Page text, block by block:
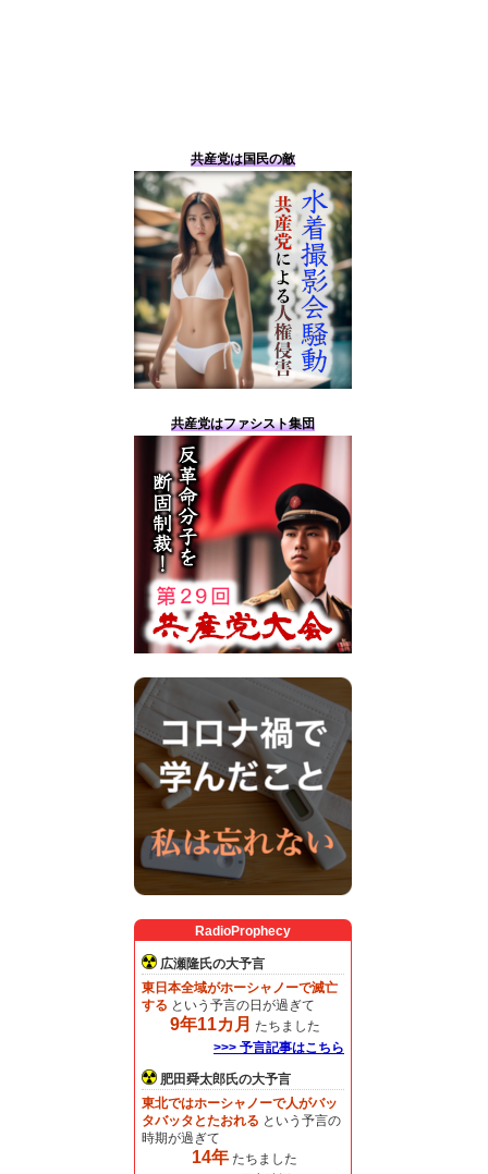
共産党は国民の敵
共産党はファシスト集団